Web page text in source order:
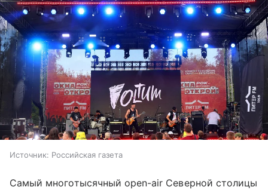
Источник: Российская газета
Самый многотысячный open-air Северной столицы